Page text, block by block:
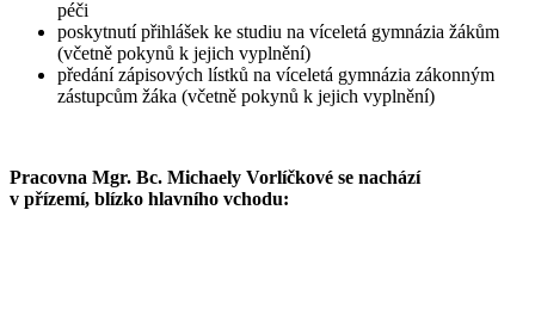
péči
poskytnutí přihlášek ke studiu na víceletá gymnázia žákům
(včetně pokynů k jejich vyplnění)
předání zápisových lístků na víceletá gymnázia zákonným
zástupcům žáka (včetně pokynů k jejich vyplnění)
Pracovna Mgr. Bc. Michaely Vorlíčkové se nachází
v přízemí, blízko hlavního vchodu: